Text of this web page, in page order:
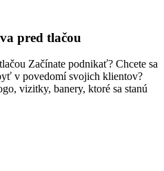
pred tlačou
Začínate podnikať? Chcete sa
v povedomí svojich klientov?
vizitky, banery, ktoré sa stanú